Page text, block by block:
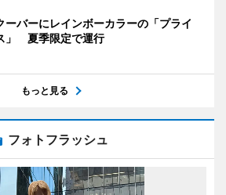
ーバーにレインボーカラーの「プライ
」 夏季限定で運行
もっと見る
フォトフラッシュ